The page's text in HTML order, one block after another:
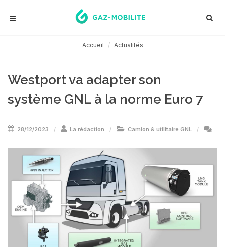
Accueil Actualités
Westport va adapter son
système GNL à la norme Euro 7
28/12/2023 La rédaction Camion & utilitaire GNL